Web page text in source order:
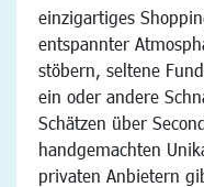
einzigartiges
entspannter
stöbern, seltene
ein oder andere
Schätzen über
handgemachten
privaten Anbietern